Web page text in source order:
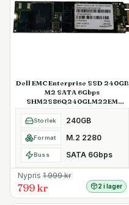
Dell EMC Enterprise SSD 240GB
M2 SATA 6Gbps
SHM2S86Q240GLM22EM
Kioxia SafeDATA
Storlek 240GB
Format M.2 2280
Buss SATA 6Gbps
Nypris 1 999kr
799 kr 2 i lager